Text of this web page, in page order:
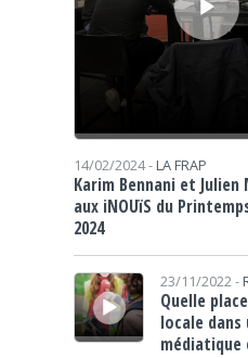
14/02/2024 - LA FRAP
Karim Bennani et
aux iNOUïS du
2024
Lecteur audio
23/11/2022 -
Quelle
locale dans
médiatique